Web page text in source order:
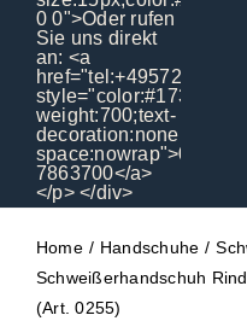
Home Handschuhe
Schweißerhandschuh
(Art. 0255)